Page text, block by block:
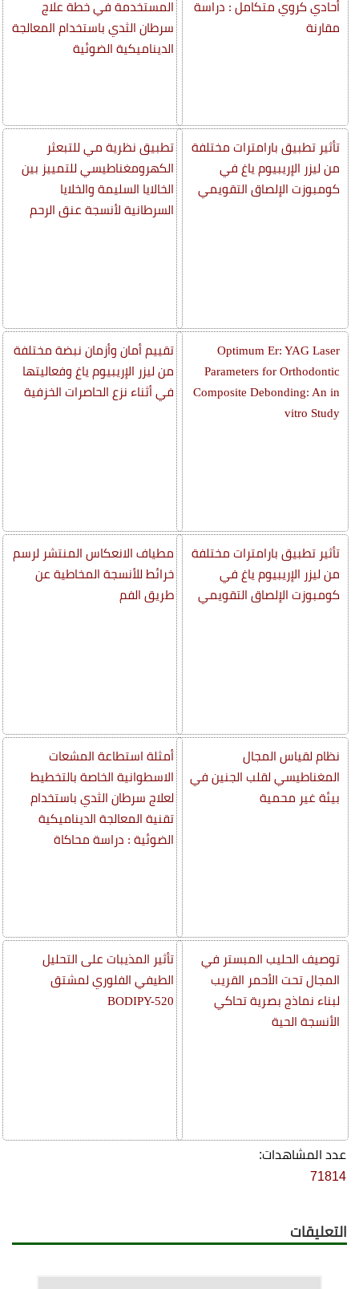
أحادي كروي متكامل : دراسة
مقارنة
تأثير تطبيق بارامترات مختلفة
من ليزر الإريبيوم ياغ في
كومبوزت الإلصاق التقويمي
Optimum Er: YAG Laser
Parameters for Orthodontic
Composite Debonding: An in
vitro Study
تأثير تطبيق بارامترات مختلفة
من ليزر الإريبيوم ياغ في
كومبوزت الإلصاق التقويمي
نظام لقياس المجال
المغناطيسي لقلب الجنين في
بيئة غير محمية
توصيف الحليب المبستر في
المجال تحت الأحمر القريب
لبناء نماذج بصرية تحاكي
الأنسجة الحية
المستخدمة في خطة علاج
سرطان الثدي باستخدام المعالجة
الديناميكية الضوئية
تطبيق نظرية مي للتبعثر
الكهرومغناطيسي للتمييز بين
الخالايا السليمة والخلايا
السرطانية لأنسجة عنق الرحم
تقييم أمان وأزمان نبضة مختلفة
من ليزر الإريبيوم ياغ وفعاليتها
في أثناء نزع الحاصرات الخزفية
مطياف الانعكاس المنتشر لرسم
خرائط للأنسجة المخاطية عن
طريق الفم
أمثلة استطاعة المشعات
الاسطوانية الخاصة بالتخطيط
لعلاج سرطان الثدي باستخدام
تقنية المعالجة الديناميكية
الضوئية : دراسة محاكاة
تأثير المذيبات على التحليل
الطيفي الفلوري لمشتق
BODIPY-520
عدد المشاهدات:
71814
التعليقات